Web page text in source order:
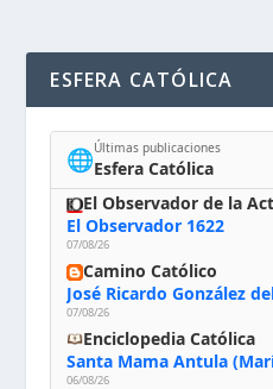
ESFERA CATÓLICA
🌐Últimas publicaciones
Esfera Católica
El Observador de la
El Observador 1622
07/08/26
Camino Católico
07/08/26
Enciclopedia Católica
06/08/26